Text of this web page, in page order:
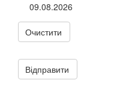
09.08.2026
Очистити
Відправити